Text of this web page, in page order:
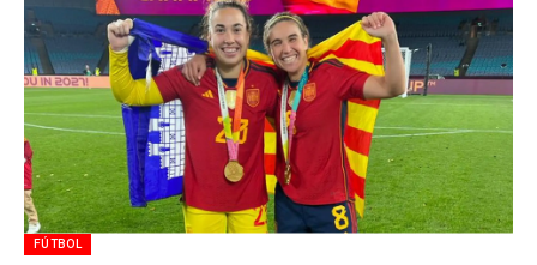
FÚTBOL